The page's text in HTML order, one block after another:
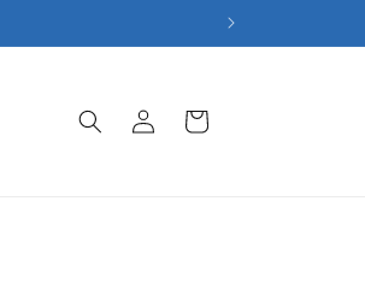
EinloggenWarenkorb